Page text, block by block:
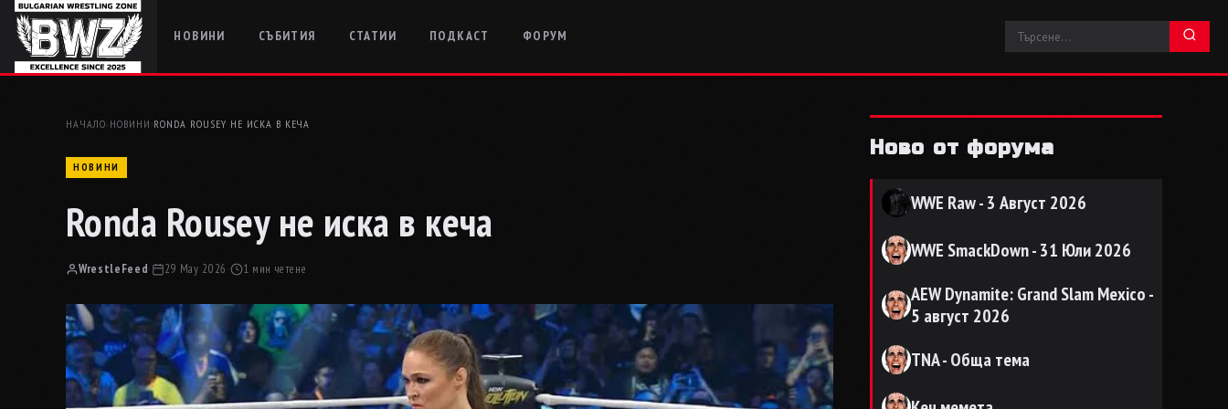
НОВИНИ СЪБИТИЯ СТАТИИ ПОДКАСТ ФОРУМ
НАЧАЛО› НОВИНИ ›RONDA ROUSEY НЕ ИСКА В КЕЧА
НОВИНИ
Ronda Rousey не иска в кеча
WrestleFeed· 29 May 2026· 1 мин четене
Ново от форума
WWE Raw - 3 Август 2026
WWE SmackDown - 31 Юли 2026
AEW Dynamite: Grand Slam Mexico -
5 август 2026
TNA - Обща тема